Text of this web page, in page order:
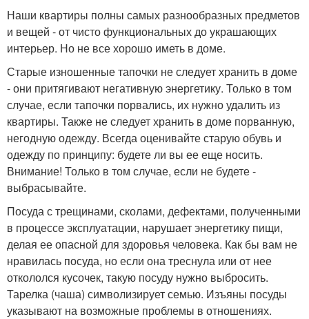
Наши квартиры полны самых разнообразных предметов
и вещей - от чисто функциональных до украшающих
интерьер. Но не все хорошо иметь в доме.
Старые изношенные тапочки не следует хранить в доме
- они притягивают негативную энергетику. Только в том
случае, если тапочки порвались, их нужно удалить из
квартиры. Также не следует хранить в доме порванную,
негодную одежду. Всегда оценивайте старую обувь и
одежду по принципу: будете ли вы ее еще носить.
Внимание! Только в том случае, если не будете -
выбрасывайте.
Посуда с трещинами, сколами, дефектами, полученными
в процессе эксплуатации, нарушает энергетику пищи,
делая ее опасной для здоровья человека. Как бы вам не
нравилась посуда, но если она треснула или от нее
откололся кусочек, такую посуду нужно выбросить.
Тарелка (чаша) символизирует семью. Изъяны посуды
указывают на возможные проблемы в отношениях.